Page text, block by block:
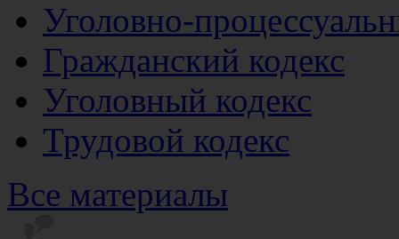
Уголовно-
Гражданский кодекс
Уголовный кодекс
Трудовой кодекс
Все материалы